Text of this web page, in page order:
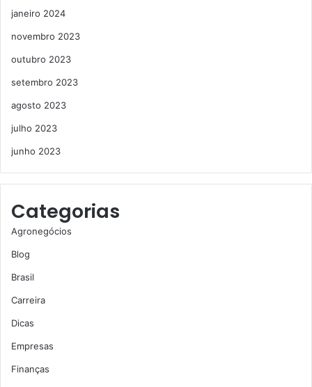
janeiro 2024
novembro 2023
outubro 2023
setembro 2023
agosto 2023
julho 2023
junho 2023
Categorias
Agronegócios
Blog
Brasil
Carreira
Dicas
Empresas
Finanças